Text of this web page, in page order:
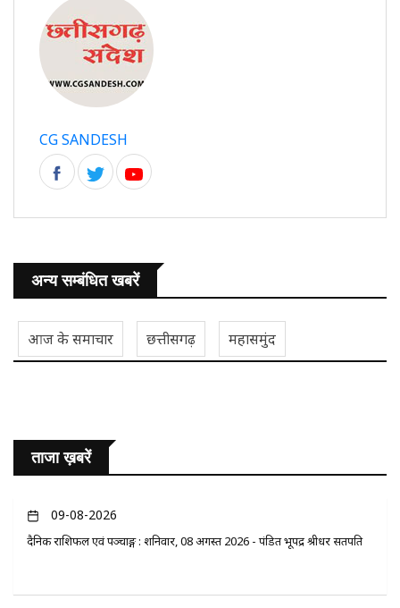
CG SANDESH
अन्य सम्बंधित खबरें
आज के समाचार छत्तीसगढ़ महासमुंद
ताजा ख़बरें
09-08-2026
दैनिक राशिफल एवं पञ्चाङ्ग : शनिवार, 08 अगस्त 2026 - पंडित भूपेंद्र श्रीधर सतपति